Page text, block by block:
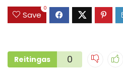
Save
0
Reitingas 0